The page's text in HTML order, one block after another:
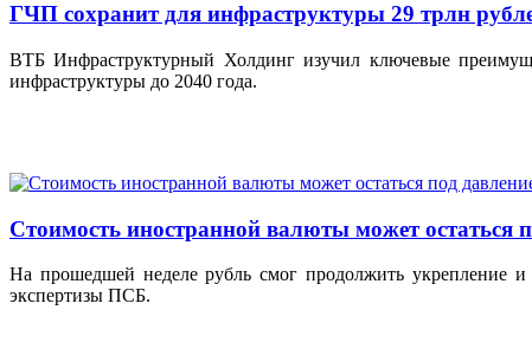
ГЧП сохранит для инфраструктуры 29 трлн
ВТБ Инфраструктурный Холдинг изучил ключевые
инфраструктуры до 2040 года.
Стоимость иностранной валюты может остаться
На прошедшей неделе рубль смог продолжить укрепление
экспертизы ПСБ.